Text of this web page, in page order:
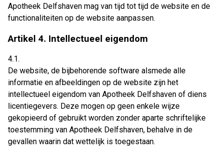
Apotheek Delfshaven mag van tijd tot tijd de website en de
functionaliteiten op de website aanpassen.
Artikel 4. Intellectueel eigendom
4.1.
De website, de bijbehorende software alsmede alle
informatie en afbeeldingen op de website zijn het
intellectueel eigendom van Apotheek Delfshaven of diens
licentiegevers. Deze mogen op geen enkele wijze
gekopieerd of gebruikt worden zonder aparte schriftelijke
toestemming van Apotheek Delfshaven, behalve in de
gevallen waarin dat wettelijk is toegestaan.